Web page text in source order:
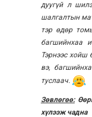
дуугүй л
шалгалтын
тэр өдөр
багшийнхаа
Тэрнээс хойш
вэ,
туслаач.
Зөвлөгөө:
хүлээж чадна